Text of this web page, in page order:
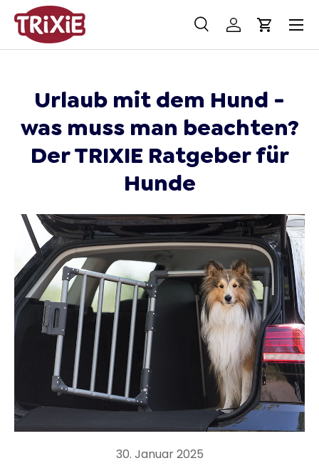
Direkt zum Inhalt
Suchen
SucheEinloggen
Menü
Urlaub mit dem Hund -
was muss man beachten?
Der TRIXIE Ratgeber für
Hunde
30. Januar 2025